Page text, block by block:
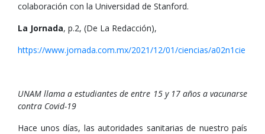
colaboración con la Universidad de Stanford.
La Jornada, p.2, (De La Redacción),
https://www.jornada.com.mx/2021/12/01/ciencias/a02n1cie
UNAM llama a estudiantes de entre 15 y 17 años a vacunarse
contra Covid-19
Hace unos días, las autoridades sanitarias de nuestro país